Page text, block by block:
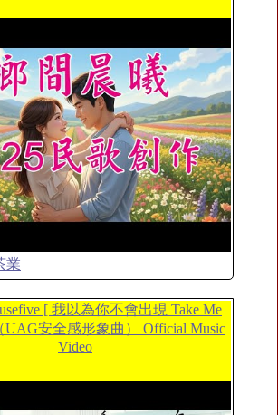
業
[ 我以為你不會出現 Take Me
UAG安全感形象曲） Official Music
Video